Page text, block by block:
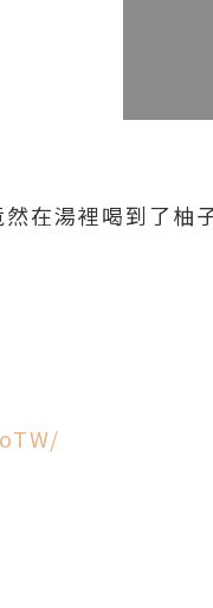
在湯裡喝到了柚